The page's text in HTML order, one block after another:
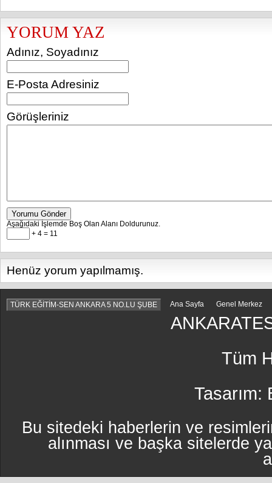
YORUM YAZ
Adınız, Soyadınız
E-Posta Adresiniz
Görüşleriniz
Yorumu Gönder
Aşağıdaki İşlemde Boş Olan Alanı Doldurunuz.
+ 4 = 11
Henüz yorum yapılmamış.
TÜRK EĞİTİM-SEN ANKARA 5 NO.LU ŞUBE Ana Sayfa Genel Merkez
Tüm
Tasarım:
Bu sitedeki haberlerin ve
alınması ve başka sitelerde